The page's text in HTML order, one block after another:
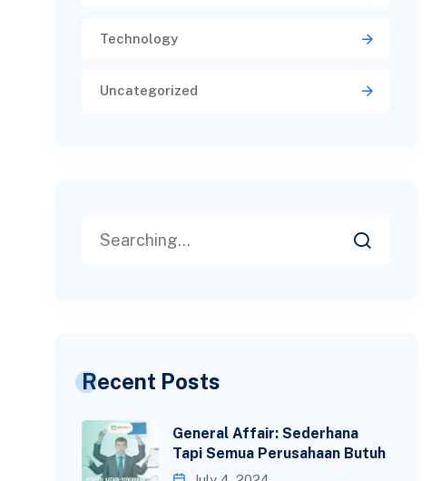
Technology
Uncategorized
Recent Posts
General Affair: Sederhana
Tapi Semua Perusahaan Butuh